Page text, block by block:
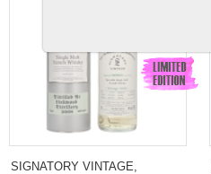
SIGNATORY VINTAGE,